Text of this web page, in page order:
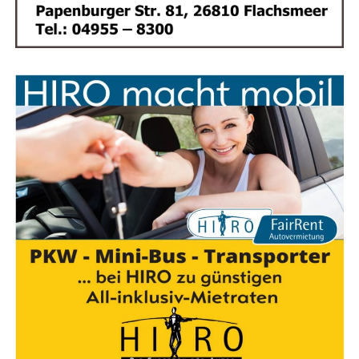
Ob klei­ne Fei­er oder gro­ßes Fir­men­ju­bi­lä­um –
Feenstra’s Friet bringt Street­food-Genuss auf den
Auf­tritt und ech­ten nie­der­län­di­schen Spe­zia­li­tä­ten ist
die­ser Pom­mes-Stand ein High­light für jede
Veranstaltung.
Jetzt Ter­min sichern und dein Event zum kuli­na­ri­
schen Erfolg machen!